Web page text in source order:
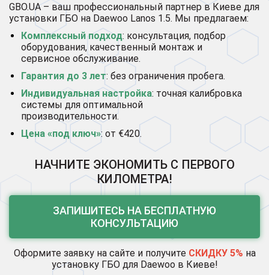
GBO.UA – ваш профессиональный партнер в Киеве для
установки ГБО на Daewoo Lanos 1.5. Мы предлагаем:
Комплексный подход: консультация, подбор
оборудования, качественный монтаж и
сервисное обслуживание.
Гарантия до 3 лет: без ограничения пробега.
Индивидуальная настройка: точная калибровка
системы для оптимальной
производительности.
Цена «под ключ»: от €420.
НАЧНИТЕ ЭКОНОМИТЬ С ПЕРВОГО
КИЛОМЕТРА!
ЗАПИШИТЕСЬ НА БЕСПЛАТНУЮ
КОНСУЛЬТАЦИЮ
Оформите заявку на сайте и получите СКИДКУ 5% на
установку ГБО для Daewoo в Киеве!